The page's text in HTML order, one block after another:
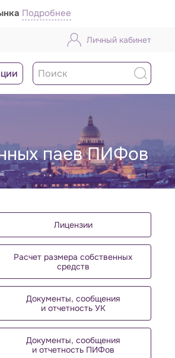
Подробнее
Личный кабинет
паев ПИФов
Лицензии
Расчет размера собственных
средств
Документы, сообщения
и отчетность УК
Документы, сообщения
и отчетность ПИФов